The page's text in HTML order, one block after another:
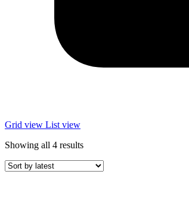
Grid view List view
Showing all 4 results